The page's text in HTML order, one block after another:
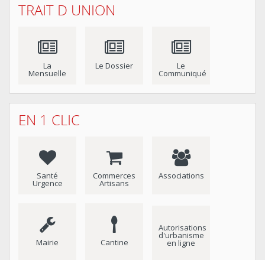
TRAIT D UNION
La
Mensuelle
Le Dossier Le
Communiqué
EN 1 CLIC
Santé
Urgence
Commerces
Artisans
Associations
Mairie Cantine
Autorisations
d'urbanisme
en ligne